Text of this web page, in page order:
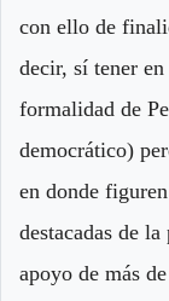
con ello de
decir, sí tener
formalidad de
democrático)
en donde
destacadas de
apoyo de más